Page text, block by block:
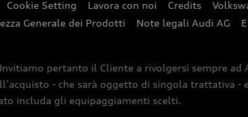
Cookie Setting Lavora con noi Credits
Generale dei Prodotti Note legali Audi AG
pertanto il Cliente a rivolgersi sempre ad
- che sarà oggetto di singola trattativa -
includa gli equipaggiamenti scelti.